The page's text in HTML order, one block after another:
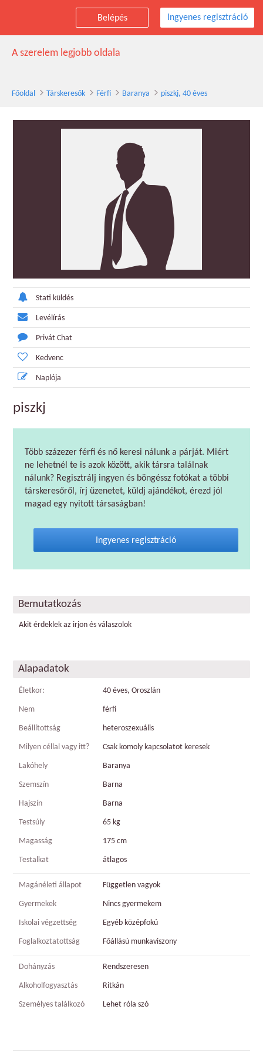
Belépés Ingyenes regisztráció
piszkj társkereső férfi, 40 éves, Baranya
A szerelem legjobb oldala
Főoldal Társkeresők Férfi Baranya piszkj, 40 éves
Stati küldés
Levélírás
Privát Chat
Kedvenc
Naplója
piszkj
Több százezer férfi és nő keresi nálunk a párját. Miért
ne lehetnél te is azok között, akik társra találnak
nálunk? Regisztrálj ingyen és böngéssz fotókat a többi
társkeresőről, írj üzenetet, küldj ajándékot, érezd jól
magad egy nyitott társaságban!
Ingyenes regisztráció
Bemutatkozás
Akit érdeklek az irjon és válaszolok
Alapadatok
Életkor: 40 éves, Oroszlán
Nem férfi
Beállítottság heteroszexuális
Milyen céllal vagy itt? Csak komoly kapcsolatot keresek
Lakóhely Baranya
Szemszín Barna
Hajszín Barna
Testsúly 65 kg
Magasság 175 cm
Testalkat átlagos
Magánéleti állapot Független vagyok
Gyermekek Nincs gyermekem
Iskolai végzettség Egyéb középfokú
Foglalkoztatottság Főállású munkaviszony
Dohányzás Rendszeresen
Alkoholfogyasztás Ritkán
Személyes találkozó Lehet róla szó